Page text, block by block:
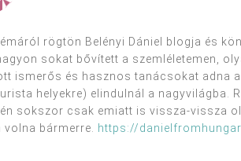
rögtön Belényi Dániel blogja és
sokat bővített a szemléletemen,
ismerős és hasznos tanácsokat adna
helyekre) elindulnál a nagyvilágba.
sokszor csak emiatt is vissza-vissza
volna bármerre.
https://